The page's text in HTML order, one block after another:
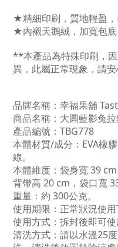
★精細印刷，質地輕盈
★內襯天鵝絨，加寬包底
**本產品為特殊印刷，
異，此屬正常現象，請安
品牌名稱：幸福果舖
商品名稱：大圓藍影兔
產品編號：TBG778
本體材質/成分：EVA橡
線。
本體維度：袋身寬 39
背帶高 20 cm，袋口寬
重量：約 300公克。
使用期限：正常狀況使用
使用方式：拆封後即可使
清洗方式：請以水溫25